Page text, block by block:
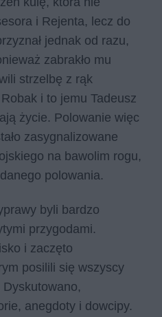
i Rejenta, lecz do
jednak od razu,
zabrakło mu
strzelbę z rąk
i to jemu Tadeusz
życie. Polowanie więc
zasygnalizowane
na bawolim rogu,
polowania.
byli bardzo
przygodami.
i zaczęto
posilili się wszyscy
anegdoty i dowcipy.